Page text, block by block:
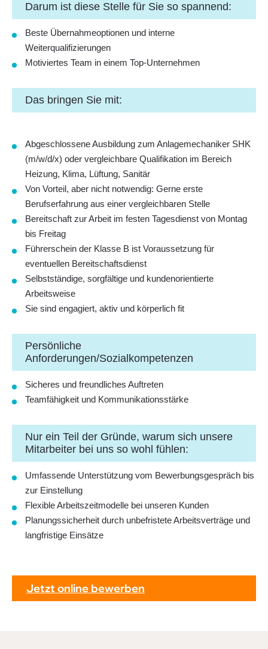
Darum ist diese Stelle für Sie so spannend:
Beste Übernahmeoptionen und interne
Weiterqualifizierungen
Motiviertes Team in einem Top-Unternehmen
Das bringen Sie mit:
Abgeschlossene Ausbildung zum Anlagemechaniker SHK
(m/w/d/x) oder vergleichbare Qualifikation im Bereich
Heizung, Klima, Lüftung, Sanitär
Von Vorteil, aber nicht notwendig: Gerne erste
Berufserfahrung aus einer vergleichbaren Stelle
Bereitschaft zur Arbeit im festen Tagesdienst von Montag
bis Freitag
Führerschein der Klasse B ist Voraussetzung für
eventuellen Bereitschaftsdienst
Selbstständige, sorgfältige und kundenorientierte
Arbeitsweise
Sie sind engagiert, aktiv und körperlich fit
Persönliche
Anforderungen/Sozialkompetenzen
Sicheres und freundliches Auftreten
Teamfähigkeit und Kommunikationsstärke
Nur ein Teil der Gründe, warum sich unsere
Mitarbeiter bei uns so wohl fühlen:
Umfassende Unterstützung vom Bewerbungsgespräch bis
zur Einstellung
Flexible Arbeitszeitmodelle bei unseren Kunden
Planungssicherheit durch unbefristete Arbeitsverträge und
langfristige Einsätze
Jetzt online bewerben